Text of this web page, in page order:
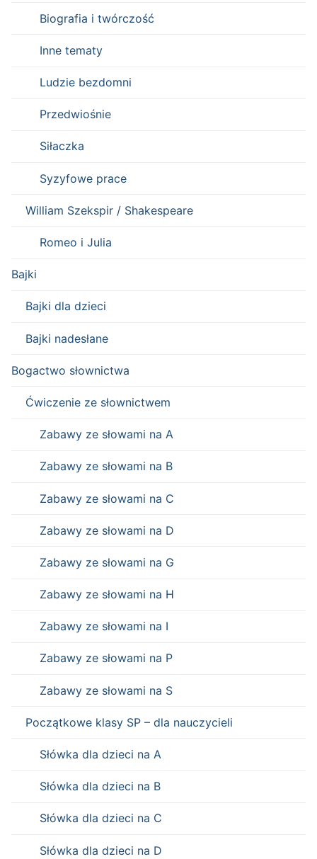
Biografia i twórczość
Inne tematy
Ludzie bezdomni
Przedwiośnie
Siłaczka
Syzyfowe prace
William Szekspir / Shakespeare
Romeo i Julia
Bajki
Bajki dla dzieci
Bajki nadesłane
Bogactwo słownictwa
Ćwiczenie ze słownictwem
Zabawy ze słowami na A
Zabawy ze słowami na B
Zabawy ze słowami na C
Zabawy ze słowami na D
Zabawy ze słowami na G
Zabawy ze słowami na H
Zabawy ze słowami na I
Zabawy ze słowami na P
Zabawy ze słowami na S
Początkowe klasy SP – dla nauczycieli
Słówka dla dzieci na A
Słówka dla dzieci na B
Słówka dla dzieci na C
Słówka dla dzieci na D